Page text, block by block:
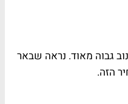
גבוה מאוד. נראה שבאר
הזה.